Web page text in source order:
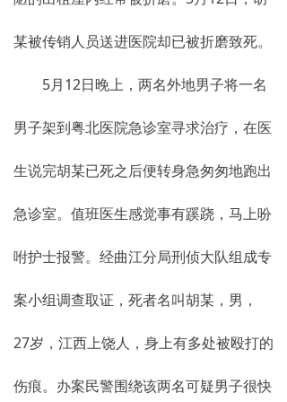
传销骗术
相关处罚
传销案例
违规直销
涉传公司
专家论点
某被传销人员送进医院却已被折磨致死。
5月12日晚上，两名外地男子将一名
男子架到粤北医院急诊室寻求治疗，在医
生说完胡某已死之后便转身急匆匆地跑出
急诊室。值班医生感觉事有蹊跷，马上吩
咐护士报警。经曲江分局刑侦大队组成专
案小组调查取证，死者名叫胡某，男，
27岁，江西上饶人，身上有多处被殴打的
伤痕。办案民警围绕该两名可疑男子很快